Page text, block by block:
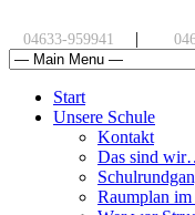
04633-959941 |
Start
Unsere Schule
Kontakt
Das sind
Raumplan